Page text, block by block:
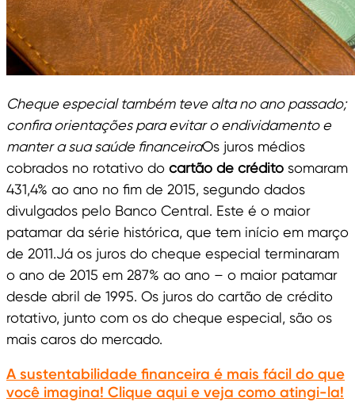
Cheque especial também teve alta no ano passado;
confira orientações para evitar o endividamento e
manter a sua saúde financeiraOs juros médios
cobrados no rotativo do cartão de crédito somaram
431,4% ao ano no fim de 2015, segundo dados
divulgados pelo Banco Central. Este é o maior
patamar da série histórica, que tem início em março
de 2011.Já os juros do cheque especial terminaram
o ano de 2015 em 287% ao ano – o maior patamar
desde abril de 1995. Os juros do cartão de crédito
rotativo, junto com os do cheque especial, são os
mais caros do mercado.
A sustentabilidade financeira é mais fácil do que
você imagina! Clique aqui e veja como atingi-la!